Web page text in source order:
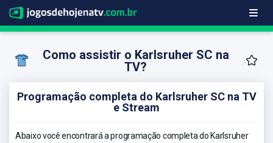
Como assistir o Karlsruher SC na
TV?
Programação completa do Karlsruher SC na TV
e Stream
Abaixo você encontrará a programação completa do Karlsruher